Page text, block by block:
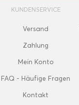
KUNDENSERVICE
Versand
Zahlung
Mein Konto
FAQ - Häufige Fragen
Kontakt